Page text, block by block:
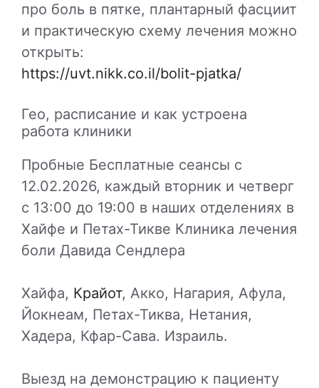
про боль в пятке, плантарный фасциит
и практическую схему лечения можно
открыть:
https://uvt.nikk.co.il/bolit-pjatka/
Гео, расписание и как устроена
работа клиники
Пробные Бесплатные сеансы с
12.02.2026, каждый вторник и четверг
с 13:00 до 19:00 в наших отделениях в
Хайфе и Петах-Тикве Клиника лечения
боли Давида Сендлера
Хайфа, Крайот, Акко, Нагария, Афула,
Йокнеам, Петах-Тиква, Нетания,
Хадера, Кфар-Сава. Израиль.
Выезд на демонстрацию к пациенту